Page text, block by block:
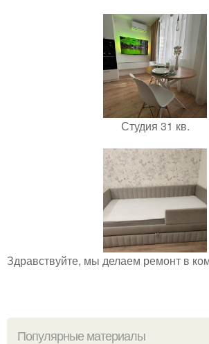
Студия 31 кв.
Здравствуйте, мы делаем ремонт в
Популярные материалы